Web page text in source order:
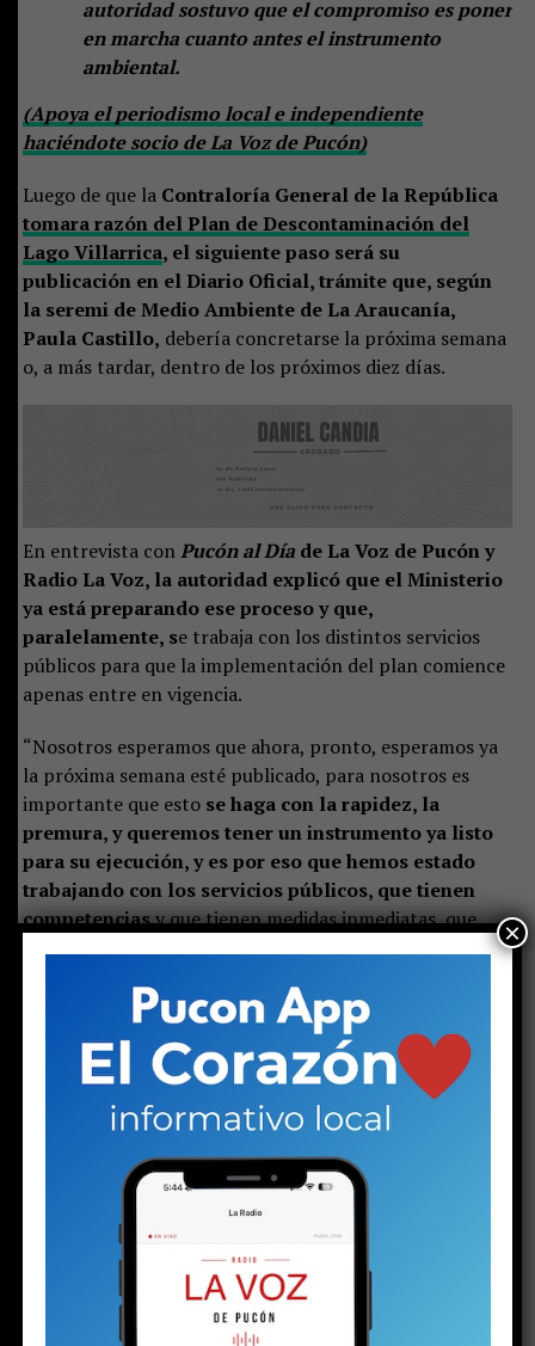
autoridad sostuvo que el compromiso es poner
en marcha cuanto antes el instrumento
ambiental.
(Apoya el periodismo local e independiente
haciéndote socio de La Voz de Pucón)
Luego de que la Contraloría General de la República
tomara razón del Plan de Descontaminación del
Lago Villarrica, el siguiente paso será su
publicación en el Diario Oficial, trámite que, según
la seremi de Medio Ambiente de La Araucanía,
Paula Castillo, debería concretarse la próxima semana
o, a más tardar, dentro de los próximos diez días.
En entrevista conPucón al Díade La Voz de Pucón y
Radio La Voz, la autoridad explicó que el Ministerio
ya está preparando ese proceso y que,
paralelamente, se trabaja con los distintos servicios
públicos para que la implementación del plan comience
apenas entre en vigencia.
“Nosotros esperamos que ahora, pronto, esperamos ya
la próxima semana esté publicado, para nosotros es
importante que esto se haga con la rapidez, la
premura, y queremos tener un instrumento ya listo
para su ejecución, y es por eso que hemos estado
trabajando con los servicios públicos, que tienen
competenciasy que tienen medidas inmediatas, que
estén preparados para ya su implementación”, señaló.
Castillo destacó que el plan representa un desafío de
largo plazo, pero aseguró que las instituciones ya están
preparando las primeras acciones:“Es un tremendo
desafío, es un trabajo a largo plazo, pero que
sabemos se ha hecho de manera responsable
trabajo permanente para poder implementar de buena
manera este instrumento”.
Consultada sobre si la publicación era una decisión ya
adoptada, la seremi indicó que solo restan los plazos
administrativos para el envío al Diario Oficial.
el tema de los días ahí, uno tiene que mandarlo con
×